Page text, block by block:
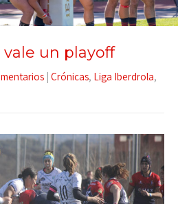
un playoff
| Crónicas, Liga Iberdrola,